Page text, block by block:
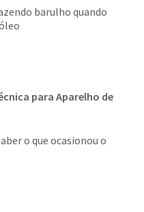
barulho quando
para Aparelho de
o que ocasionou o